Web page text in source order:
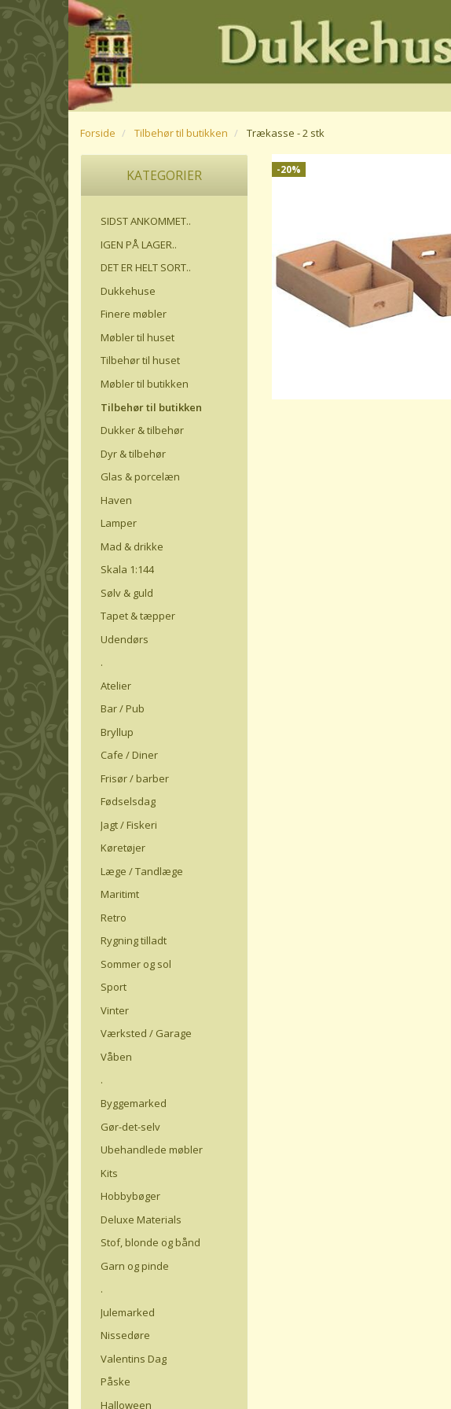
Forside Tilbehør til butikken Trækasse - 2 stk
KATEGORIER
SIDST ANKOMMET..
IGEN PÅ LAGER..
DET ER HELT SORT..
Dukkehuse
Finere møbler
Møbler til huset
Tilbehør til huset
Møbler til butikken
Tilbehør til butikken
Dukker & tilbehør
Dyr & tilbehør
Glas & porcelæn
Haven
Lamper
Mad & drikke
Skala 1:144
Sølv & guld
Tapet & tæpper
Udendørs
.
Atelier
Bar / Pub
Bryllup
Cafe / Diner
Frisør / barber
Fødselsdag
Jagt / Fiskeri
Køretøjer
Læge / Tandlæge
Maritimt
Retro
Rygning tilladt
Sommer og sol
Sport
Vinter
Værksted / Garage
Våben
.
Byggemarked
Gør-det-selv
Ubehandlede møbler
Kits
Hobbybøger
Deluxe Materials
Stof, blonde og bånd
Garn og pinde
.
Julemarked
Nissedøre
Valentins Dag
Påske
Halloween
-20%